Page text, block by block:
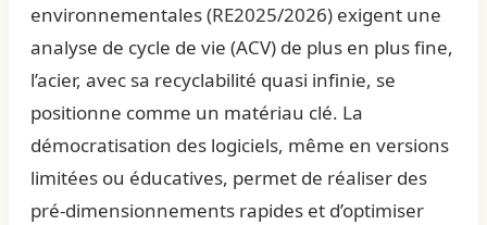
environnementales (RE2025/2026) exigent une
analyse de cycle de vie (ACV) de plus en plus fine,
l’acier, avec sa recyclabilité quasi infinie, se
positionne comme un matériau clé. La
démocratisation des logiciels, même en versions
limitées ou éducatives, permet de réaliser des
pré-dimensionnements rapides et d’optimiser